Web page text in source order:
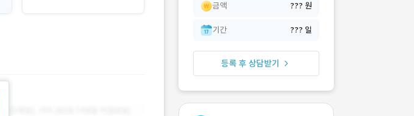
금액 ??? 원
기간 ??? 일
등록 후 상담받기